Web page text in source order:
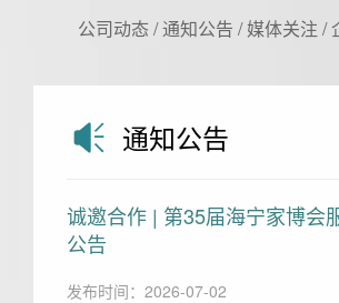
公司动态 /通知公告 /媒体关注 /
通知公告
诚邀合作 | 第35届海宁家博会
公告
发布时间：2026-07-02